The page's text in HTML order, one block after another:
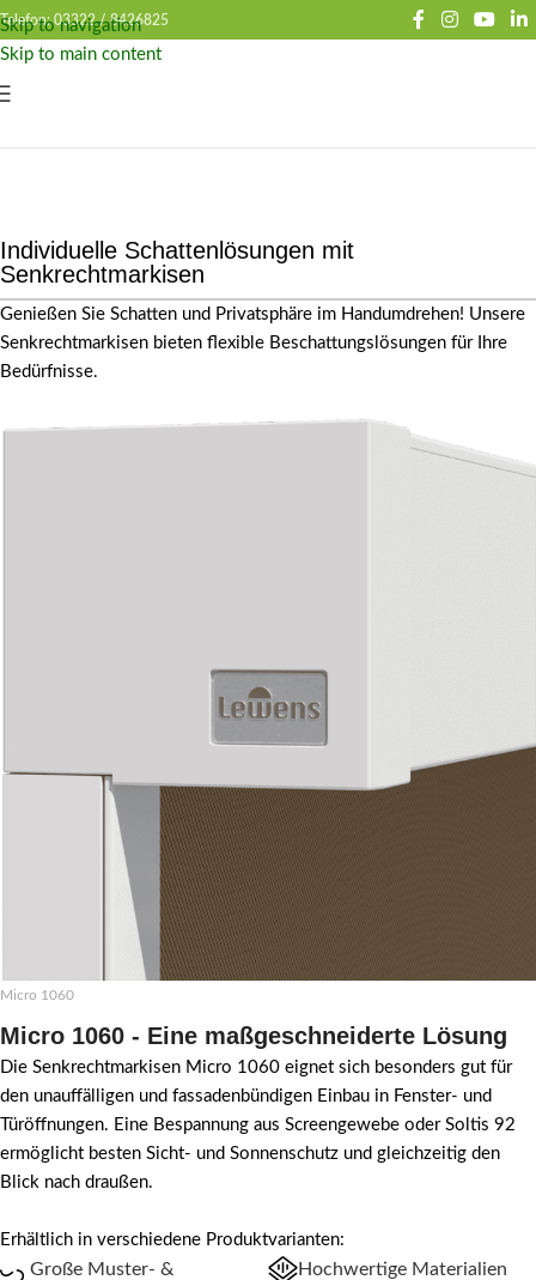
Skip to navigation
Skip to main content
Telefon: 03322 /8426825
Individuelle Schattenlösungen mit
Senkrechtmarkisen
Genießen Sie Schatten und Privatsphäre im Handumdrehen! Unsere
Senkrechtmarkisen bieten flexible Beschattungslösungen für Ihre
Bedürfnisse.
Micro 1060
Micro 1060 - Eine maßgeschneiderte Lösung
Die Senkrechtmarkisen Micro 1060 eignet sich besonders gut für
den unauffälligen und fassadenbündigen Einbau in Fenster- und
Türöffnungen. Eine Bespannung aus Screengewebe oder Soltis 92
ermöglicht besten Sicht- und Sonnenschutz und gleichzeitig den
Blick nach draußen.
Erhältlich in verschiedene Produktvarianten:
Große Muster- &
Hochwertige Materialien